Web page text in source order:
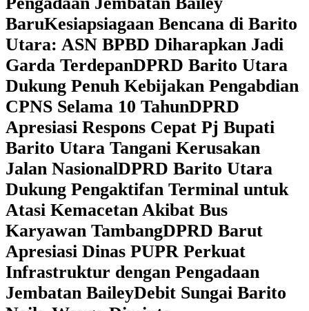
BaruKesiapsiagaan Bencana di Barito
Utara: ASN BPBD Diharapkan Jadi
Garda TerdepanDPRD Barito Utara
Dukung Penuh Kebijakan Pengabdian
CPNS Selama 10 TahunDPRD
Apresiasi Respons Cepat Pj Bupati
Barito Utara Tangani Kerusakan
Jalan NasionalDPRD Barito Utara
Dukung Pengaktifan Terminal untuk
Atasi Kemacetan Akibat Bus
Karyawan TambangDPRD Barut
Apresiasi Dinas PUPR Perkuat
Infrastruktur dengan Pengadaan
Jembatan BaileyDebit Sungai Barito